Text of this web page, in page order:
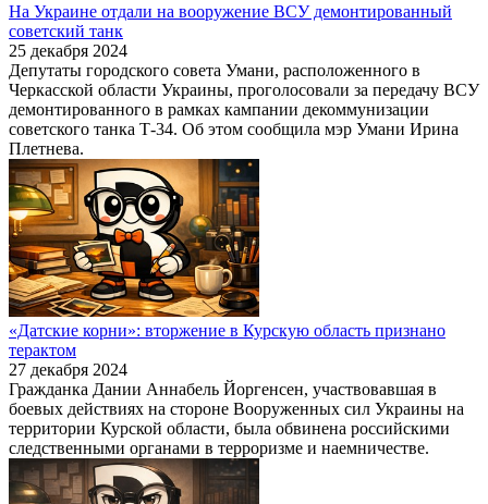
На Украине отдали на вооружение ВСУ демонтированный
советский танк
25 декабря 2024
Депутаты городского совета Умани, расположенного в
Черкасской области Украины, проголосовали за передачу ВСУ
демонтированного в рамках кампании декоммунизации
советского танка Т-34. Об этом сообщила мэр Умани Ирина
Плетнева.
«Датские корни»: вторжение в Курскую область признано
терактом
27 декабря 2024
Гражданка Дании Аннабель Йоргенсен, участвовавшая в
боевых действиях на стороне Вооруженных сил Украины на
территории Курской области, была обвинена российскими
следственными органами в терроризме и наемничестве.